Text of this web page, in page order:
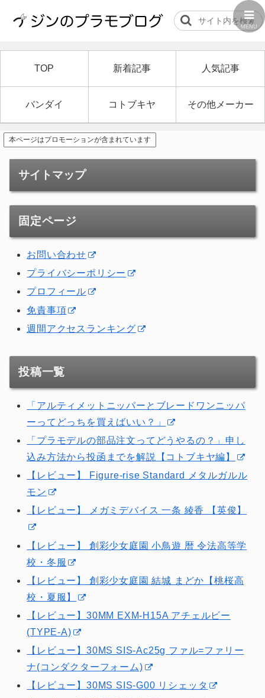
TOP 新着記事 人気記事
バンダイ コトブキヤ その他メーカー
本ページはプロモーションが含まれています
サイトマップ
固定ページ
お問い合わせ
プライバシーポリシー
プロフィール
免責事項
週間アクセスランキング
投稿一覧
「アルティメットニッパーとブレードワンニッパ
ーってどっちを買えばいい？」
「プラモデルの部品注文ってどうやるの？」申し
込み方法から投函までを解説【コトブキヤ編】
【レビュー】 Figure-rise Standard メタルガルル
モン
【レビュー】 メガミデバイス 一条 綾香 【英俊】
【レビュー】 創彩少女庭園 小鳥遊 暦 令法高等学
校・冬服
【レビュー】 創彩少女庭園 結城 まどか【桃桜高
校・夏服】
【レビュー】30MM EXM-H15A アチェルビー
(TYPE-A)
【レビュー】30MS SIS-Ac25g ファル=ファリー
ナ(コンダクターフォーム)
【レビュー】30MS SIS-G00 リシェッタ
MENU